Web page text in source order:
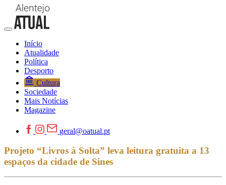
Início
Atualidade
Política
Desporto
Cultura
Sociedade
Mais Notícias
Magazine
geral@oatual.pt
Projeto “Livros à Solta” leva leitura gratuita a 13
espaços da cidade de Sines